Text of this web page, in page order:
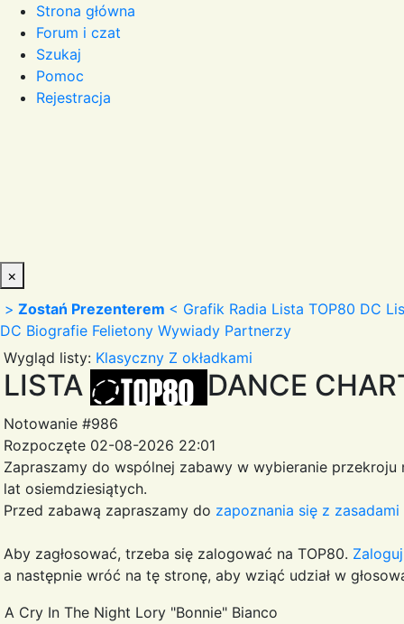
Strona główna
Forum i czat
Szukaj
Pomoc
Rejestracja
×
> Zostań Prezenterem < Grafik Radia Lista TOP80 DC
DC Biografie Felietony Wywiady Partnerzy
Wygląd listy: Klasyczny Z okładkami
LISTA DANCE
Notowanie #986
Rozpoczęte 02-08-2026 22:01
Zapraszamy do wspólnej zabawy w wybieranie
lat osiemdziesiątych.
Przed zabawą zapraszamy do zapoznania się z
Aby zagłosować, trzeba się zalogować na TOP80.
a następnie wróć na tę stronę, aby wziąć udział w
A Cry In The Night Lory "Bonnie" Bianco